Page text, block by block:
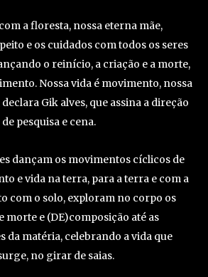
a floresta, nossa eterna mãe,
e os cuidados com todos os seres
o reinício, a criação e a morte,
Nossa vida é movimento, nossa
Gik alves, que assina a direção
de pesquisa e cena.
dançam os movimentos cíclicos de
e vida na terra, para a terra e com a
com o solo, exploram no corpo os
morte e (DE)composição até as
da matéria, celebrando a vida que
no girar de saias.